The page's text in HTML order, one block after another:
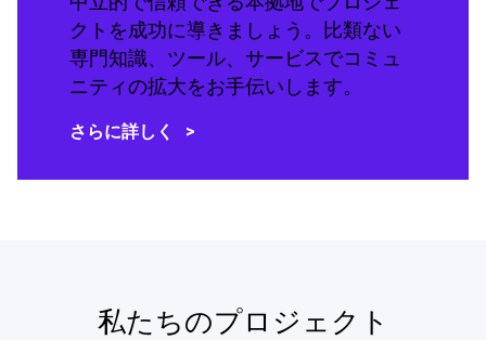
クトを成功に導きましょう。比類ない
専門知識、ツール、サービスでコミュ
ニティの拡大をお手伝いします。
さらに詳しく
私たちのプロジェクト